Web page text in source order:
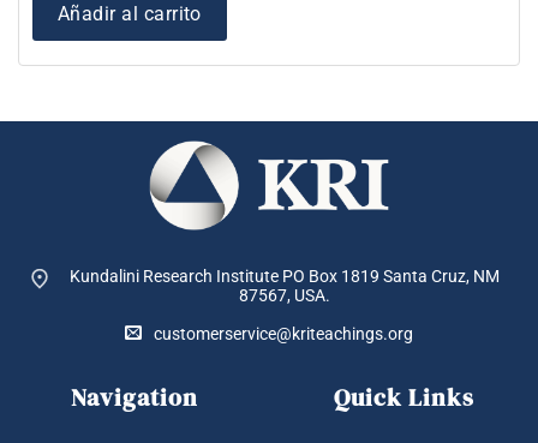
Añadir al carrito
Kundalini Research Institute PO Box 1819 Santa Cruz, NM
87567, USA.
customerservice@kriteachings.org
Navigation Quick Links